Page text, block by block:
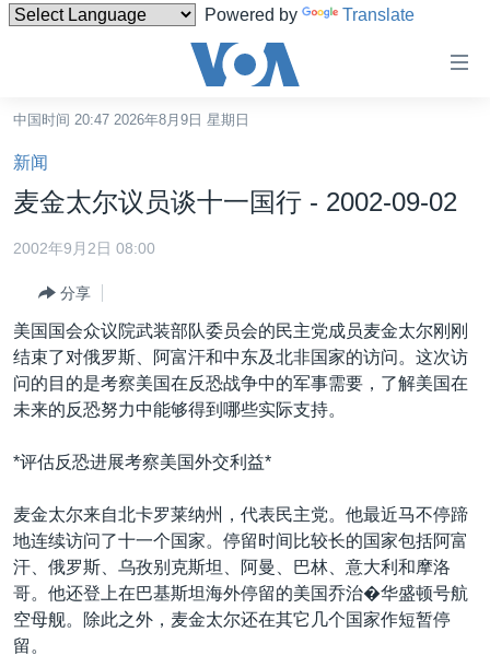
Powered by Translate
碍
链
跳
转
容
跳
转
航
转
到
检
索
港澳
国际
最新国际新闻
印太
中东
非洲
美洲
全球议题
分类新闻
经济·金融·贸易
人权·法律·宗教
军事
劳工
环境
美中关系
热点专题
国会报道
美中关系
美国建国250周年
埃博拉疫情
VOA今日焦点
中文广播
关注我们
中国时间 20:47 2026年8月9日 星期日
新闻
麦金太尔议员谈十一国行 - 2002-09-02
2002年9月2日 08:00
分享
美国国会众议院武装部队委员会的民主党成员麦金太尔刚刚
结束了对俄罗斯、阿富汗和中东及北非国家的访问。这次访
问的目的是考察美国在反恐战争中的军事需要，了解美国在
未来的反恐努力中能够得到哪些实际支持。
*评估反恐进展考察美国外交利益*
麦金太尔来自北卡罗莱纳州，代表民主党。他最近马不停蹄
地连续访问了十一个国家。停留时间比较长的国家包括阿富
汗、俄罗斯、乌孜别克斯坦、阿曼、巴林、意大利和摩洛
哥。他还登上在巴基斯坦海外停留的美国乔治�华盛顿号航
空母舰。除此之外，麦金太尔还在其它几个国家作短暂停
留。